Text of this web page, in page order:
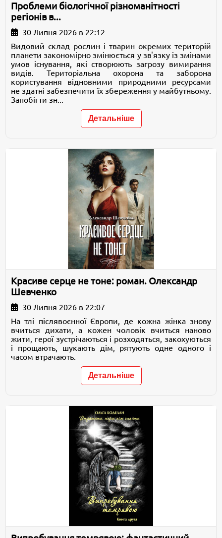
Проблеми біологічної різноманітності
регіонів в...
30 Липня 2026 в 22:12
Видовий склад рослин і тварин окремих територій
планети закономірно змінюється у зв'язку із змінами
умов існування, які створюють загрозу вимирання
видів. Територіальна охорона та заборона
користування відновними природними ресурсами
не здатні забезпечити їх збереження у майбутньому.
Запобігти зн...
Детальніше
Красиве серце не тоне: роман. Олександр
Шевченко
30 Липня 2026 в 22:07
На тлі післявоєнної Європи, де кожна жінка знову
вчиться дихати, а кожен чоловік вчиться наново
жити, герої зустрічаються і розходяться, закохуються
і прощають, шукають дім, рятують одне одного і
часом втрачають.
Детальніше